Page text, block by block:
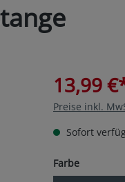
13,99
Preise inkl.
Sofort
Farbe